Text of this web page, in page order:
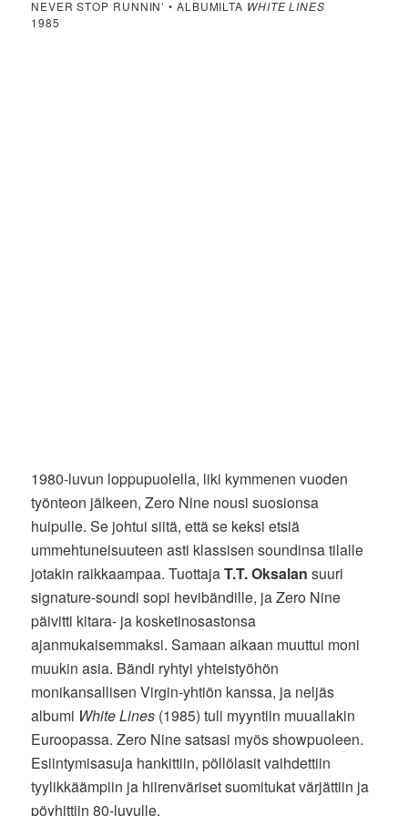
NEVER STOP RUNNIN’ • ALBUMILTA WHITE LINES
1985
1980-luvun loppupuolella, liki kymmenen vuoden
työnteon jälkeen, Zero Nine nousi suosionsa
huipulle. Se johtui siitä, että se keksi etsiä
ummehtuneisuuteen asti klassisen soundinsa tilalle
jotakin raikkaampaa. TuottajaT.T. Oksalan suuri
signature-soundi sopi hevibändille, ja Zero Nine
päivitti kitara- ja kosketinosastonsa
ajanmukaisemmaksi. Samaan aikaan muuttui moni
muukin asia. Bändi ryhtyi yhteistyöhön
monikansallisen Virgin-yhtiön kanssa, ja neljäs
albumi White Lines (1985) tuli myyntiin muuallakin
Euroopassa. Zero Nine satsasi myös showpuoleen.
Esiintymisasuja hankittiin, pöllölasit vaihdettiin
tyylikkäämpiin ja hiirenväriset suomitukat värjättiin ja
pöyhittiin 80-luvulle.